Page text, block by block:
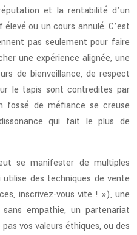
et la rentabilité d’un
ou un cours annulé. C’est
pas seulement pour faire
une expérience alignée, une
de bienveillance, de respect
le tapis sont contredites par
fossé de méfiance se creuse
qui fait le plus de
se manifester de multiples
des techniques de vente
inscrivez-vous vite ! »), une
empathie, un partenariat
vos valeurs éthiques, ou des